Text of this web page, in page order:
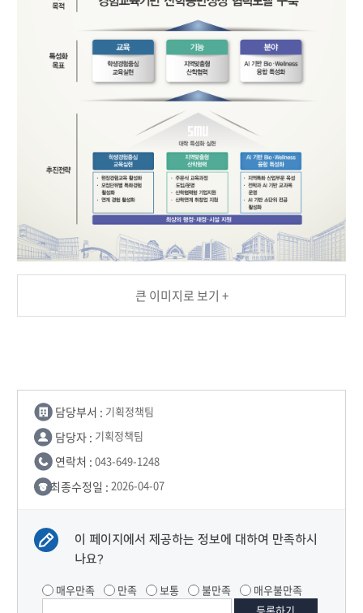
큰 이미지로 보기 +
담당부서 : 기획정책팀
담당자 : 기획정책팀
연락처 : 043-649-1248
최종수정일 : 2026-04-07
이 페이지에서 제공하는 정보에 대하여 만족하시
나요?
매우만족 만족 보통 불만족 매우불만족